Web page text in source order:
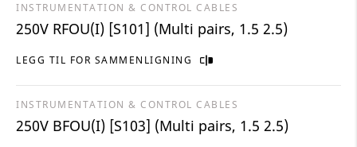
LEGG TIL FOR SAMMENLIGNING
INSTRUMENTATION & CONTROL CABLES
250V RFOU(I) [S101] (Multi pairs, 1.5 2.5)
INSTRUMENTATION & CONTROL CABLES
250V BFOU(I) [S103] (Multi pairs, 1.5 2.5)